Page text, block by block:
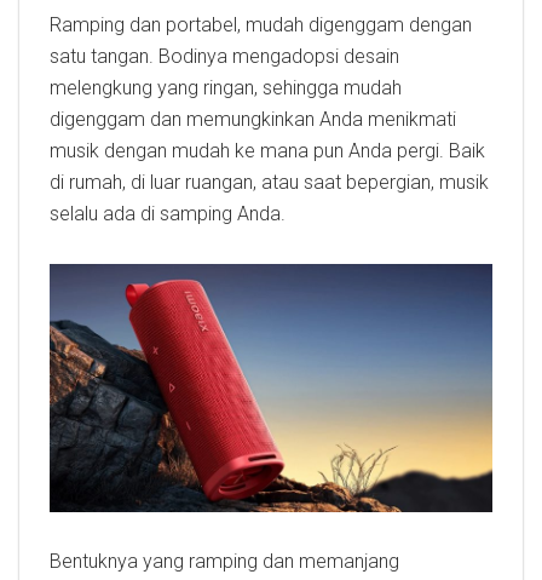
Ramping dan portabel, mudah digenggam dengan
satu tangan. Bodinya mengadopsi desain
melengkung yang ringan, sehingga mudah
digenggam dan memungkinkan Anda menikmati
musik dengan mudah ke mana pun Anda pergi. Baik
di rumah, di luar ruangan, atau saat bepergian, musik
selalu ada di samping Anda.
Bentuknya yang ramping dan memanjang